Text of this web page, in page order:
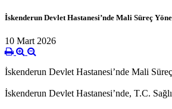
İskenderun Devlet Hastanesi’nde Mali Süreç
10 Mart 2026
İskenderun Devlet Hastanesi’nde Mali
İskenderun Devlet Hastanesi’nde, T.C.